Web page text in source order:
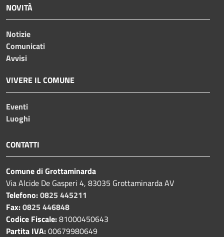
NOVITÀ
Notizie
Comunicati
Avvisi
VIVERE IL COMUNE
Eventi
Luoghi
CONTATTI
Comune di Grottaminarda
Via Alcide De Gasperi 4, 83035 Grottaminarda AV
Telefono:0825 445211
Fax:0825 446848
Codice Fiscale:81000450643
Partita IVA:00679980649